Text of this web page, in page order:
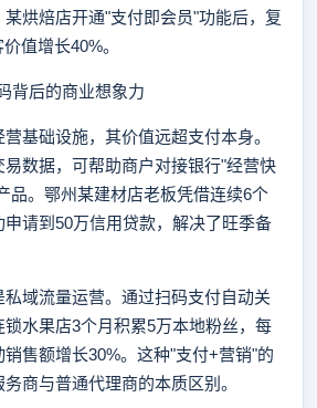
烘焙店开通"支付即会员"功能后，复
值增长40%。
后的商业想象力
础设施，其价值远超支付本身。
数据，可帮助商户对接银行"经营快
品。鄂州某建材店老板凭借连续6个
申请到50万信用贷款，解决了旺季备
域流量运营。通过扫码支付自动关
水果店3个月积累5万本地粉丝，每
售额增长30%。这种"支付+营销"的
商与普通代理商的本质区别。